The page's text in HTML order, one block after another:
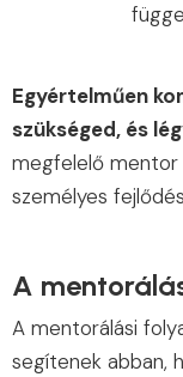
Egyértelműen
szükséged, és
megfelelő mentor
személyes
A
A mentorálási
segítenek abban,